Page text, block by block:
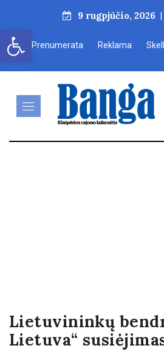
Open toolbar
9 rugpjūčio, 2026 |
Prenumerata Reklama
Lietuvininkų
Lietuva“